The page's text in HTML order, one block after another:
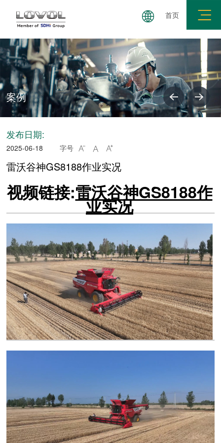
首页
拖拉机 小麦机 玉米机 履带机 插秧机
案例
发布日期:
2025-06-18 字号   
雷沃谷神GS8188作业实况
视频链接:雷沃谷神GS8188作
业实况